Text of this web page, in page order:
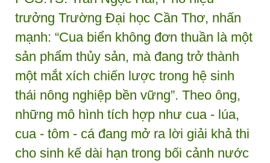
trưởng Trường Đại học Cần Thơ, nhấn
mạnh: “Cua biển không đơn thuần là một
sản phẩm thủy sản, mà đang trở thành
một mắt xích chiến lược trong hệ sinh
thái nông nghiệp bền vững”. Theo ông,
những mô hình tích hợp như cua - lúa,
cua - tôm - cá đang mở ra lời giải khả thi
cho sinh kế dài hạn trong bối cảnh nước